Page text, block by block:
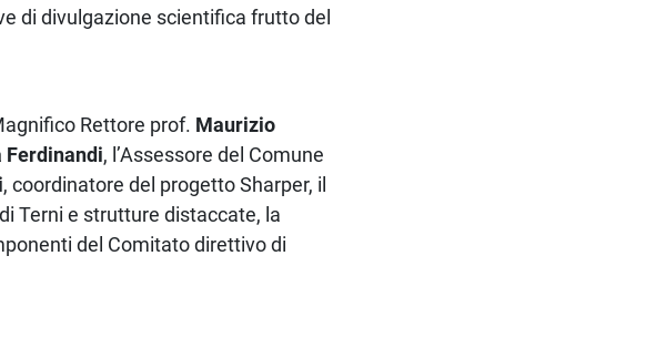
di divulgazione scientifica frutto del
Rettore prof. Maurizio
, l’Assessore del Comune
, coordinatore del progetto Sharper, il
Terni e strutture distaccate, la
del Comitato direttivo di